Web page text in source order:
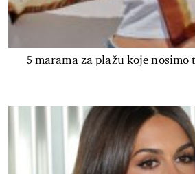
5 marama za plažu koje nosimo